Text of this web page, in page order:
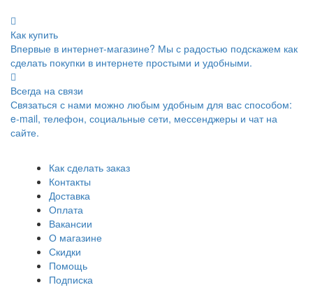
Как купить
Впервые в интернет-магазине? Мы с радостью подскажем как
сделать покупки в интернете простыми и удобными.
Всегда на связи
Связаться с нами можно любым удобным для вас способом:
e-mail, телефон, социальные сети, мессенджеры и чат на
сайте.
Как сделать заказ
Контакты
Доставка
Оплата
Вакансии
О магазине
Скидки
Помощь
Подписка